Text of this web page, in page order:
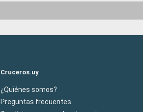
Cruceros.uy
¿Quiénes somos?
Preguntas frecuentes